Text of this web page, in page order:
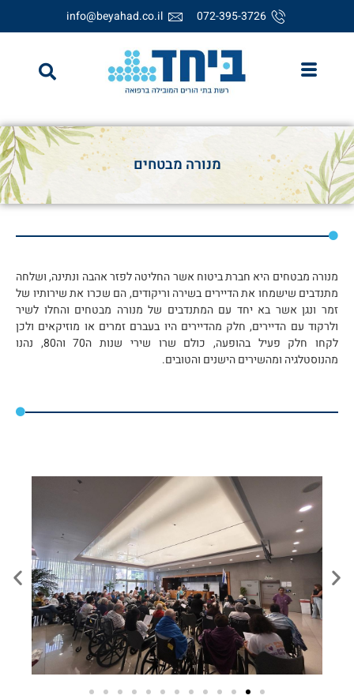
072-395-3726
info@beyahad.co.il
מנורה מבטחים
מנורה מבטחים היא חברת ביטוח אשר החליטה לפזר אהבה ונתינה, ושלחה
מתנדבים שישמחו את הדיירים בשירה וריקודים, הם שכרו את שירותיו של
זמר ונגן אשר בא יחד עם המתנדבים של מנורה מבטחים והחלו לשיר
ולרקוד עם הדיירים, חלק מהדיירים היו בעברם זמרים או מוזיקאים ולכן
לקחו חלק פעיל בהופעה, כולם שרו שירי שנות ה70 וה80, נהנו
מהנוסטלגיה ומהשירים הישנים והטובים.